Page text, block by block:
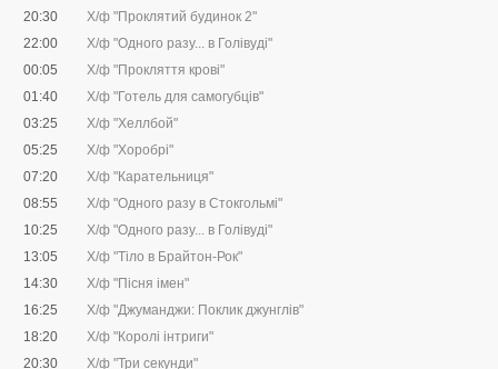
20:30
Х/ф "Проклятий будинок 2"
22:00
Х/ф "Одного разу... в Голівуді"
00:05
Х/ф "Прокляття крові"
01:40
Х/ф "Готель для самогубців"
03:25
Х/ф "Хеллбой"
05:25
Х/ф "Хоробрі"
07:20
Х/ф "Карательниця"
08:55
Х/ф "Одного разу в Стокгольмі"
10:25
Х/ф "Одного разу... в Голівуді"
13:05
Х/ф "Тіло в Брайтон-Рок"
14:30
Х/ф "Пісня імен"
16:25
Х/ф "Джуманджи: Поклик джунглів"
18:20
Х/ф "Королі інтриги"
20:30
Х/ф "Три секунди"